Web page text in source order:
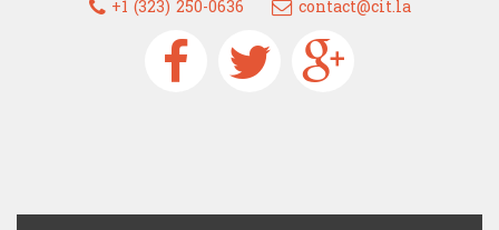
+1 (323) 250-0636 contact@cit.la